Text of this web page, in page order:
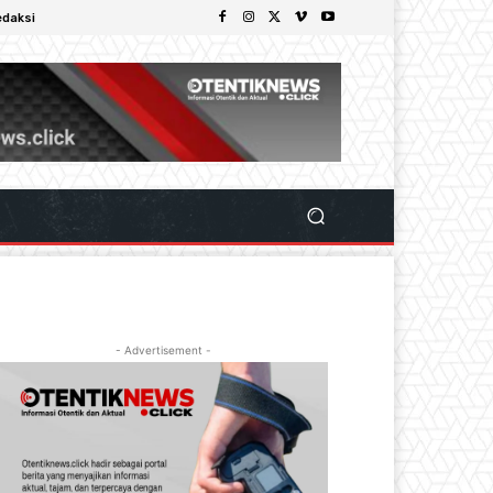
- Advertisement -